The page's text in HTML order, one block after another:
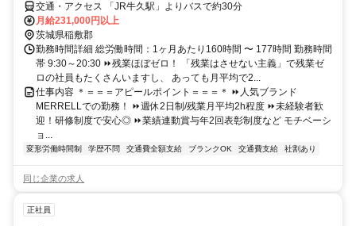
交通・アクセス 「JR牛久駅」よりバスで約30分
月給231,000円以上
茨城県稲敷郡
勤務時間詳細 総労働時間：1ヶ月あたり160時間 〜 177時間 勤務時間
帯 9:30～20:30 ⏩残業ほぼゼロ！ 「残業はさせない主義」で残業ゼ
ロの社員もたくさんいますし、 あっても月平均で2...
仕事内容 ＊＝＝＝アピールポイント＝＝＝＊ ⏩人気ブランド
MERRELLでの勤務！ ⏩週休2日制/残業月平均2h程度 ⏩未経験者歓
迎！研修制度で安心◎ ⏩業績連動賞与年2回表彰制度など モチベーシ
ョ...
変形労働時間制 学歴不問 交通費全額支給 ブランクOK 交通費支給 社割あり
同じ企業の求人
正社員